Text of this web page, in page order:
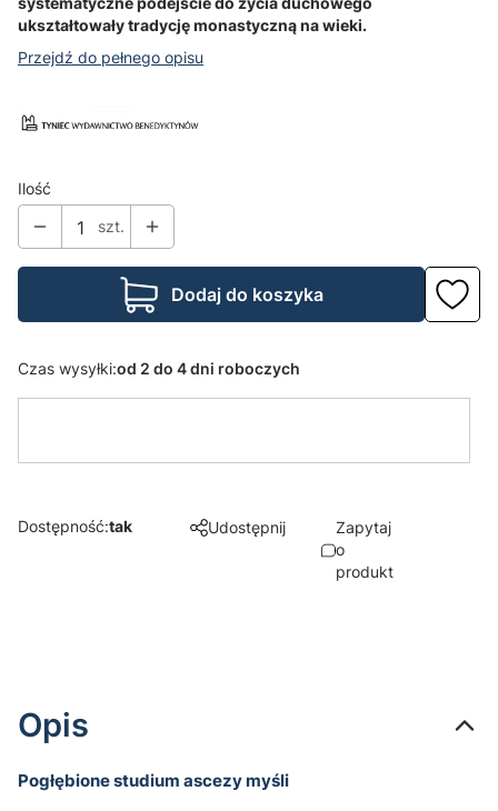
ukształtowały tradycję monastyczną na wieki.
Przejdź do pełnego opisu
Ilość
szt.
Dodaj do koszyka
Czas wysyłki:od 2 do 4 dni roboczych
Dostępność:tak Udostępnij
Zapytaj
o
produkt
Opis
Pogłębione studium ascezy myśli